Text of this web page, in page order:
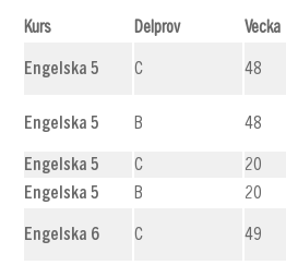
Kurs Delprov Vecka
Engelska 5 C 48
Engelska 5 B 48
Engelska 5
C 20
Engelska 5
B 20
Engelska 6 C 49